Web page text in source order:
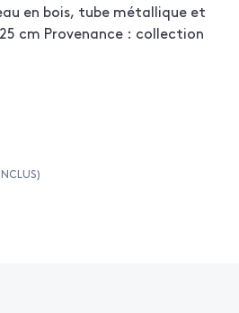
en bois, tube métallique et
cm Provenance : collection